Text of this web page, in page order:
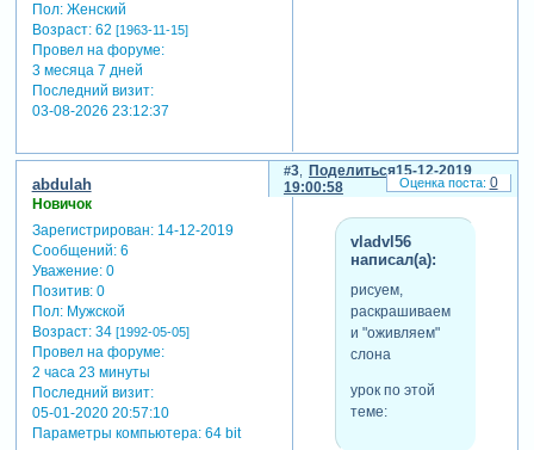
Пол:Женский
Возраст:62 [1963-11-15]
Провел на форуме:
3 месяца 7 дней
Последний визит:
03-08-2026 23:12:37
Поделиться
3
15-12-2019
19:00:58
abdulah
Новичок
Зарегистрирован: 14-12-2019
Сообщений:6
Уважение: 0
Позитив: 0
Пол:Мужской
Возраст:34 [1992-05-05]
Провел на форуме:
2 часа 23 минуты
Последний визит:
05-01-2020 20:57:10
Параметры компьютера:64 bit
vladvl56
написал(а):
рисуем,
раскрашиваем
и "оживляем"
слона
урок по этой
теме:
0